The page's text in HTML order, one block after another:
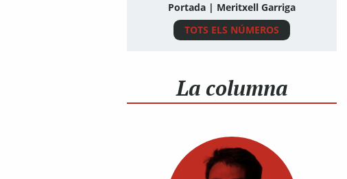
Portada | Meritxell Garriga
TOTS ELS NÚMEROS
La columna